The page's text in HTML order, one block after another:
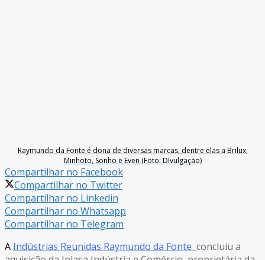
Raymundo da Fonte é dona de diversas marcas, dentre elas a Brilux,
Minhoto, Sonho e Even (Foto: DIvulgação)
Compartilhar no Facebook
Compartilhar no Twitter
Compartilhar no Linkedin
Compartilhar no Whatsapp
Compartilhar no Telegram
A Indústrias Reunidas Raymundo da Fonte concluiu a